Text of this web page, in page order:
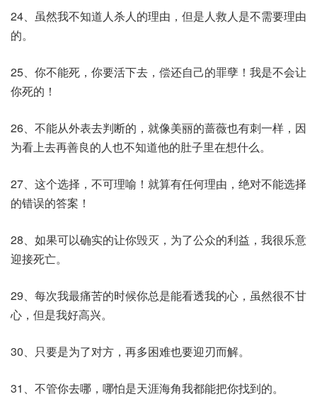
24、虽然我不知道人杀人的理由，但是人救人是不需要理由
的。
25、你不能死，你要活下去，偿还自己的罪孽！我是不会让
你死的！
26、不能从外表去判断的，就像美丽的蔷薇也有刺一样，因
为看上去再善良的人也不知道他的肚子里在想什么。
27、这个选择，不可理喻！就算有任何理由，绝对不能选择
的错误的答案！
28、如果可以确实的让你毁灭，为了公众的利益，我很乐意
迎接死亡。
29、每次我最痛苦的时候你总是能看透我的心，虽然很不甘
心，但是我好高兴。
30、只要是为了对方，再多困难也要迎刃而解。
31、不管你去哪，哪怕是天涯海角我都能把你找到的。